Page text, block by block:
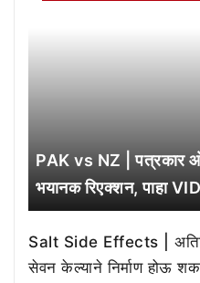
PAK vs NZ | पत्रकार
भयानक रिएक्शन, पाहा
Salt Side Effects |
सेवन केल्याने निर्माण होऊ